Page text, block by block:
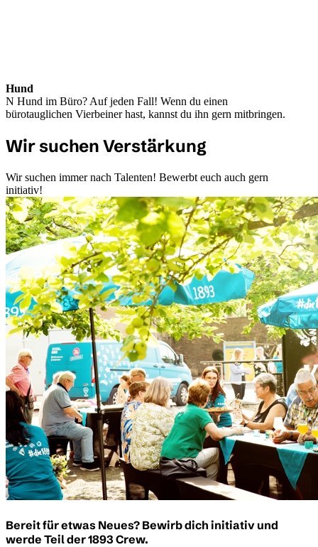
Hund
N Hund im Büro? Auf jeden Fall! Wenn du einen
bürotauglichen Vierbeiner hast, kannst du ihn gern mitbringen.
Wir suchen Verstärkung
Wir suchen immer nach Talenten! Bewerbt euch auch gern
initiativ!
Bereit für etwas Neues? Bewirb dich initiativ und
werde Teil der 1893 Crew.